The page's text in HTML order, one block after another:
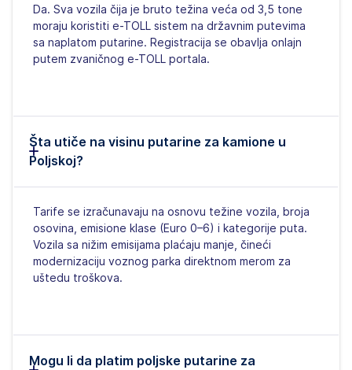
Da. Sva vozila čija je bruto težina veća od 3,5 tone
moraju koristiti e-TOLL sistem na državnim putevima
sa naplatom putarine. Registracija se obavlja onlajn
putem zvaničnog e-TOLL portala.
Šta utiče na visinu putarine za kamione u
Poljskoj?
Tarife se izračunavaju na osnovu težine vozila, broja
osovina, emisione klase (Euro 0–6) i kategorije puta.
Vozila sa nižim emisijama plaćaju manje, čineći
modernizaciju voznog parka direktnom merom za
uštedu troškova.
Mogu li da platim poljske putarine za